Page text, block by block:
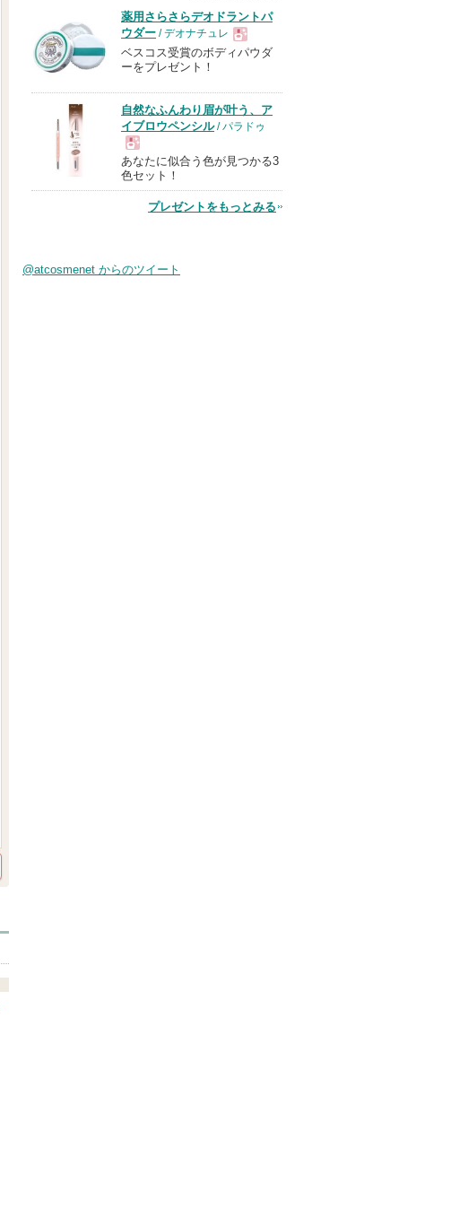
薬用さらさらデオドラントパ
ウダー / デオナチュレ
現
品
ベスコス受賞のボディパウダ
ーをプレゼント！
自然なふんわり眉が叶う、ア
イブロウペンシル/ パラドゥ
現
あなたに似合う色が見つかる3
色セット！
プレゼントをもっとみる
@atcosmenet からのツイート